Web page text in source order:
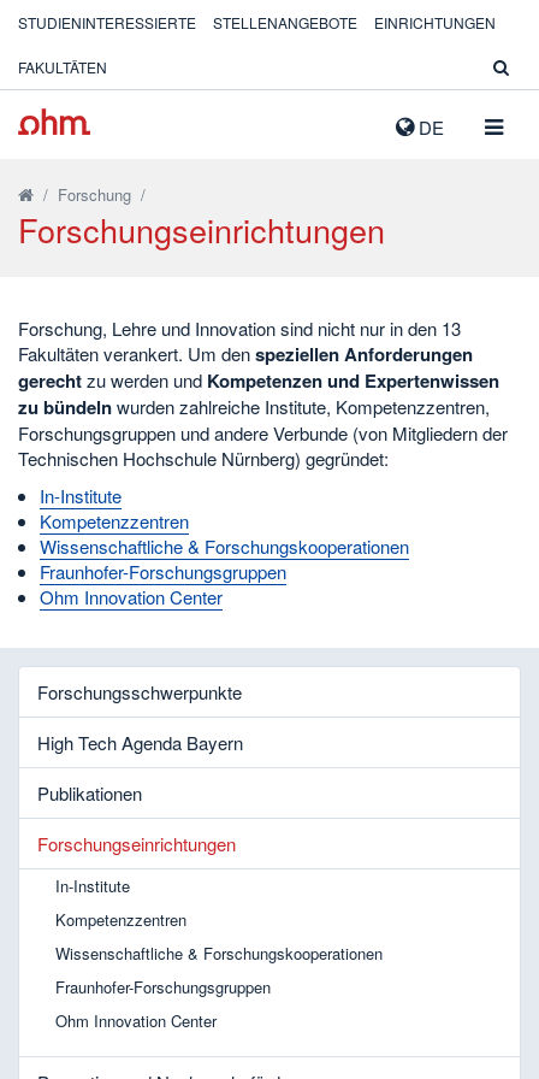
DE
STUDIENINTERESSIERTE STELLENANGEBOTE EINRICHTUNGEN
FAKULTÄTEN
/ Forschung /
Forschungseinrichtungen
Forschung, Lehre und Innovation sind nicht nur in den 13
Fakultäten verankert. Um denspeziellen Anforderungen
gerechtzu werden und Kompetenzen und Expertenwissen
zu bündelnwurden zahlreiche Institute, Kompetenzzentren,
Forschungsgruppen und andere Verbunde (von Mitgliedern der
Technischen Hochschule Nürnberg) gegründet:
In-Institute
Kompetenzzentren
Wissenschaftliche & Forschungskooperationen
Fraunhofer-Forschungsgruppen
Ohm Innovation Center
Forschungsschwerpunkte
High Tech Agenda Bayern
Publikationen
Forschungseinrichtungen
In-Institute
Kompetenzzentren
Wissenschaftliche & Forschungskooperationen
Fraunhofer-Forschungsgruppen
Ohm Innovation Center